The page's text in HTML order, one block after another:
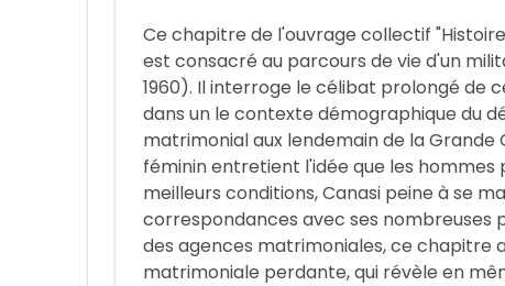
Ce chapitre de l'ouvrage collectif
est consacré au parcours de vie d'un
1960). Il interroge le célibat prolongé de
dans un le contexte démographique du
matrimonial aux lendemain de la
féminin entretient l'idée que les
meilleurs conditions, Canasi peine à se
correspondances avec ses nombreuses
des agences matrimoniales, ce chapitre
matrimoniale perdante, qui révèle en